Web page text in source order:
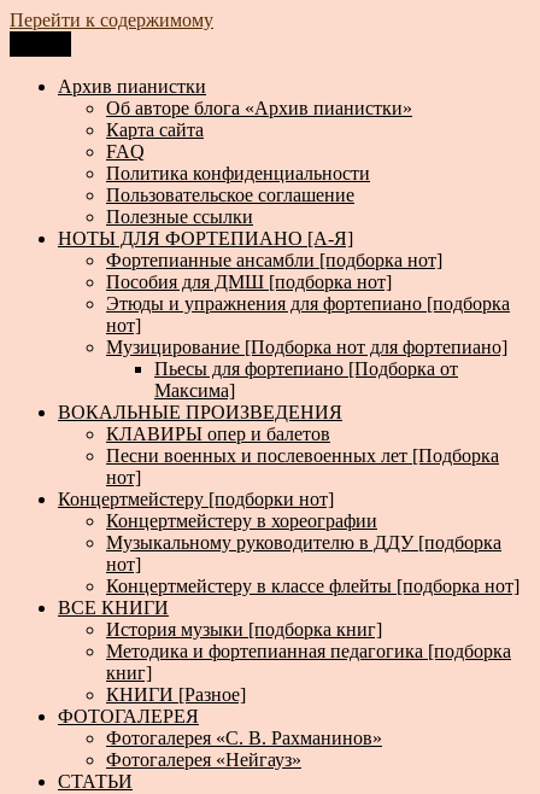
Перейти к содержимому
Архив пианистки
Всё для пианистов: ноты, книги, музыка, статьи…
Архив пианистки
Об авторе блога «Архив пианистки»
Карта сайта
FAQ
Политика конфиденциальности
Пользовательское соглашение
Полезные ссылки
НОТЫ ДЛЯ ФОРТЕПИАНО [А-Я]
Фортепианные ансамбли [подборка нот]
Пособия для ДМШ [подборка нот]
Этюды и упражнения для фортепиано [подборка
нот]
Музицирование [Подборка нот для фортепиано]
Пьесы для фортепиано [Подборка от
Максима]
ВОКАЛЬНЫЕ ПРОИЗВЕДЕНИЯ
КЛАВИРЫ опер и балетов
Песни военных и послевоенных лет [Подборка
нот]
Концертмейстеру [подборки нот]
Концертмейстеру в хореографии
Музыкальному руководителю в ДДУ [подборка
нот]
Концертмейстеру в классе флейты [подборка нот]
ВСЕ КНИГИ
История музыки [подборка книг]
Методика и фортепианная педагогика [подборка
книг]
КНИГИ [Разное]
ФОТОГАЛЕРЕЯ
Фотогалерея «С. В. Рахманинов»
Фотогалерея «Нейгауз»
СТАТЬИ